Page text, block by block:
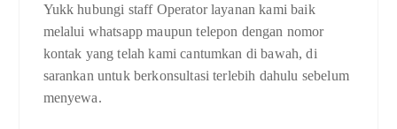
Yukk hubungi staff Operator layanan kami baik
melalui whatsapp maupun telepon dengan nomor
kontak yang telah kami cantumkan di bawah, di
sarankan untuk berkonsultasi terlebih dahulu sebelum
menyewa.